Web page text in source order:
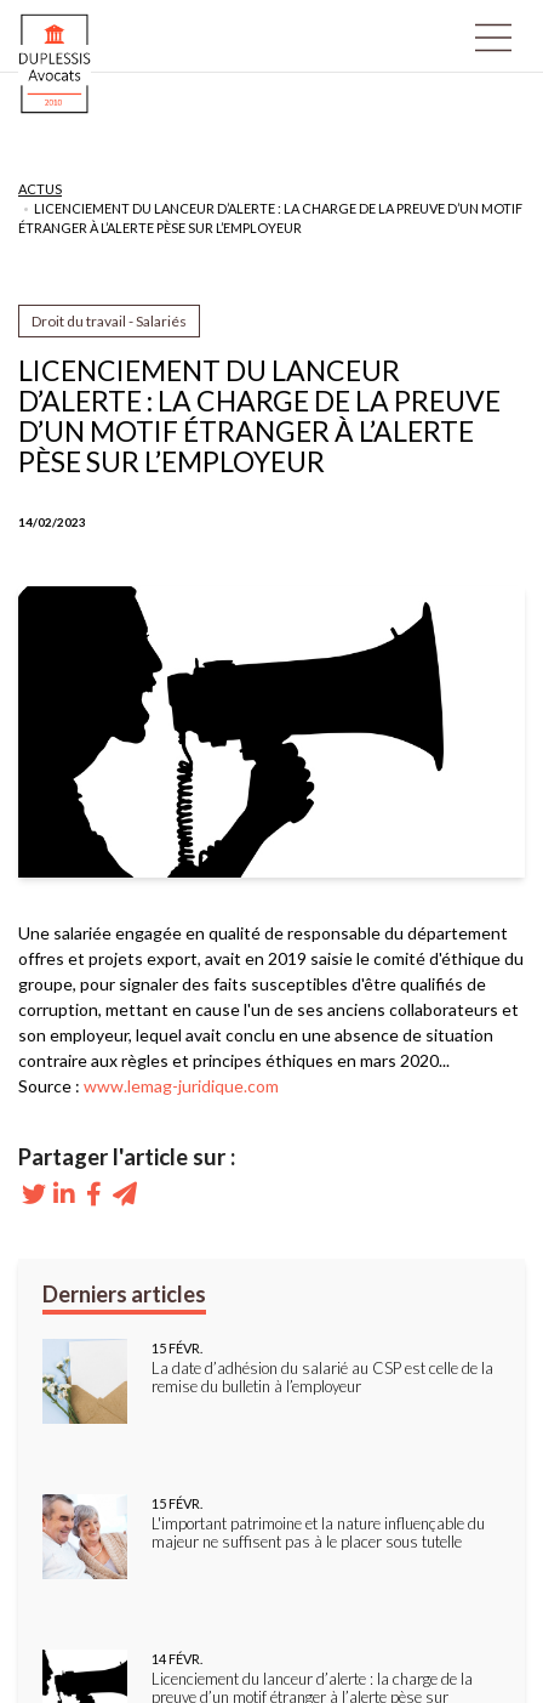
ACTUS
LICENCIEMENT DU LANCEUR D’ALERTE : LA CHARGE DE LA PREUVE D’UN MOTIF
ÉTRANGER À L’ALERTE PÈSE SUR L’EMPLOYEUR
LICENCIEMENT DU LANCEUR
D’ALERTE : LA CHARGE DE LA PREUVE
D’UN MOTIF ÉTRANGER À L’ALERTE
PÈSE SUR L’EMPLOYEUR
14/02/2023
Droit du travail - Salariés
Source : www.lemag-juridique.com
Une salariée engagée en qualité de responsable du département
offres et projets export, avait en 2019 saisie le comité d'éthique du
groupe, pour signaler des faits susceptibles d'être qualifiés de
corruption, mettant en cause l'un de ses anciens collaborateurs et
son employeur, lequel avait conclu en une absence de situation
contraire aux règles et principes éthiques en mars 2020...
La date d’adhésion du salarié au CSP est celle de la
remise du bulletin à l’employeur
15FÉVR.
L'important patrimoine et la nature influençable du
majeur ne suffisent pas à le placer sous tutelle
15FÉVR.
Licenciement du lanceur d’alerte : la charge de la
preuve d’un motif étranger à l’alerte pèse sur
14FÉVR.